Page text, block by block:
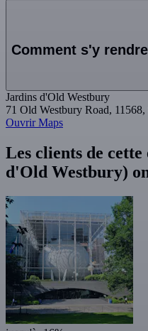
Comment s'y rendre
Jardins d'Old Westbury
71 Old Westbury Road,
Ouvrir Maps
Les clients de
d'Old Westbury)